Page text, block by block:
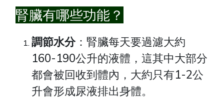
腎臟有哪些功能？
調節水分：腎臟每天要過濾大約
160-190公升的液體，這其中大部分
都會被回收到體內，大約只有1-2公
升會形成尿液排出身體。